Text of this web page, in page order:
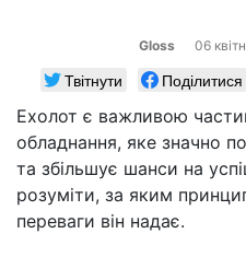
Gloss 06
Твітнути Поділитися
Ехолот є важливою
обладнання, яке значно
та збільшує шанси на
розуміти, за яким
переваги він надає.